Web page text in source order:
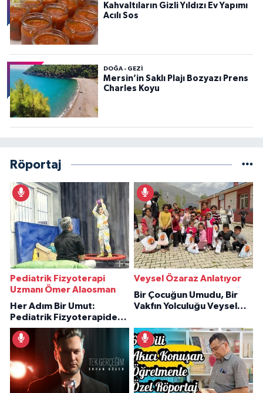
Kahvaltıların Gizli Yıldızı Ev Yapımı
Acılı Sos
DOĞA - GEZI
Mersin’in Saklı Plajı Bozyazı Prens
Charles Koyu
Röportaj
Pediatrik Fizyoterapi
Uzmanı Ömer Alaosman
Her Adım Bir Umut:
Pediatrik Fizyoterapiden
İlham Veren Hikâyeler
Veysel Özaraz Anlatıyor
Bir Çocuğun Umudu, Bir
Vakfın Yolculuğu Veysel